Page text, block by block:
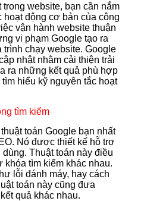
website, bạn cần nắm
động cơ bản của công
vận hành website thuận
vi phạm Google tạo ra
chạy website. Google
nhật nhằm cải thiện trải
ra những kết quả phù hợp
hiểu kỹ nguyên tắc hoạt
tìm kiếm
toán Google bạn nhất
Nó được thiết kế hỗ trợ
Thuật toán này điều
khóa tìm kiếm khác nhau.
lỗi đánh máy, hay cách
toán này cũng đưa
quả khác nhau.